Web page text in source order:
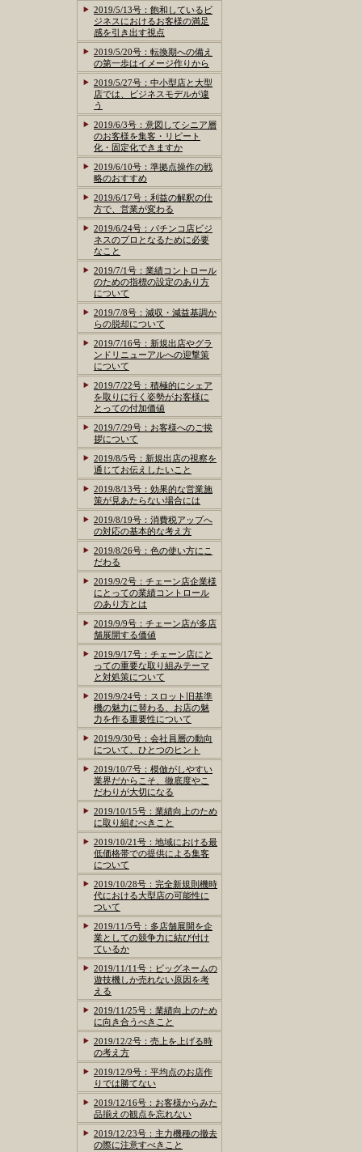
2019/5/13号：飽和しているビ
ジネスにおけるお客様の満足
感を引き出す視点
2019/5/20号：転換期への備え
の第一歩はイメージ作りから
2019/5/27号：中小型店と大型
店では、ビジネスモデルが違
う
2019/6/3号：意図してシニア層
のお客様を集客・リピート
化・固定化できますか
2019/6/10号：準拠点操作の戦
略のおすすめ
2019/6/17号：利益の解釈の仕
方で、営業が変わる
2019/6/24号：パチンコ店ビジ
ネスのプロとなるために必要
なこと
2019/7/1号：業績コントロール
のための指標の設定のあり方
について
2019/7/8号：減収・減益基調か
らの脱却について
2019/7/16号：新規出店やグラ
ンドリニューアルへの迎撃策
について
2019/7/22号：積極的にシェア
を取りに行く姿勢がお客様に
とっての付加価値
2019/7/29号：お客様へのご挨
拶について
2019/8/5号：新規出店の視察を
通じてお伝えしたいこと
2019/8/13号：効果的な営業施
策が見あたらない場合には
2019/8/19号：消費税アップへ
の対応の基本的な考え方
2019/8/26号：色の使い方にこ
だわる
2019/9/2号：チェーン店企業様
にとっての業績コントロール
のあり方とは
2019/9/9号：チェーン店が多店
舗展開する価値
2019/9/17号：チェーン店にと
っての重要な取り組みテーマ
と対処策について
2019/9/24号：スロット旧基準
機の魅力に替わる、お店の魅
力を作る重要性について
2019/9/30号：会社員層の動向
について、ひとつのヒント
2019/10/7号：模倣がしやすい
業界だからこそ、徹底度やこ
だわりが大切になる
2019/10/15号：業績向上のため
に取り組むべきこと
2019/10/21号：地域における最
低価格帯での提供による集客
について
2019/10/28号：完全新規則機時
代における大型店の可能性に
ついて
2019/11/5号：多店舗展開を企
業としての競争力に結び付け
ているか
2019/11/11号：ビッグネームの
遊技機しか売れない原因を考
える
2019/11/25号：業績向上のため
に向き合うべきこと
2019/12/2号：売上を上げる時
の考え方
2019/12/9号：平均点のお店作
りでは勝てない
2019/12/16号：お客様からみた
品揃えの観点を忘れない
2019/12/23号：主力機種の撤去
の際に注意すべきこと